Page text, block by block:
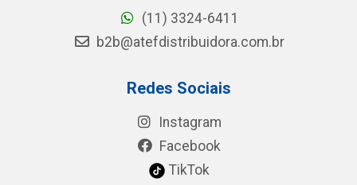
(11) 3324-6411
b2b@atefdistribuidora.com.br
Redes Sociais
Instagram
Facebook
TikTok